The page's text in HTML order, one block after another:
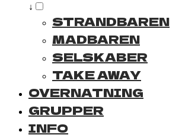
↓
STRANDBAREN
MADBAREN
SELSKABER
TAKE AWAY
OVERNATNING
GRUPPER
INFO